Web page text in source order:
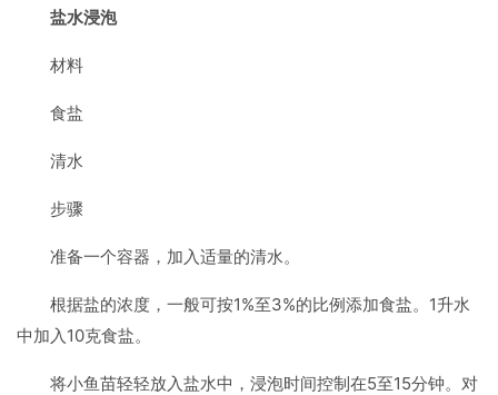
盐水浸泡
材料
食盐
清水
步骤
准备一个容器，加入适量的清水。
根据盐的浓度，一般可按1%至3%的比例添加食盐。1升水
中加入10克食盐。
将小鱼苗轻轻放入盐水中，浸泡时间控制在5至15分钟。对